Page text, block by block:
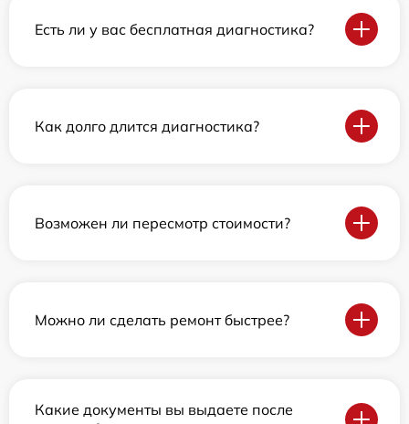
Есть ли у вас бесплатная диагностика?
Как долго длится диагностика?
Возможен ли пересмотр стоимости?
Можно ли сделать ремонт быстрее?
Какие документы вы выдаете после